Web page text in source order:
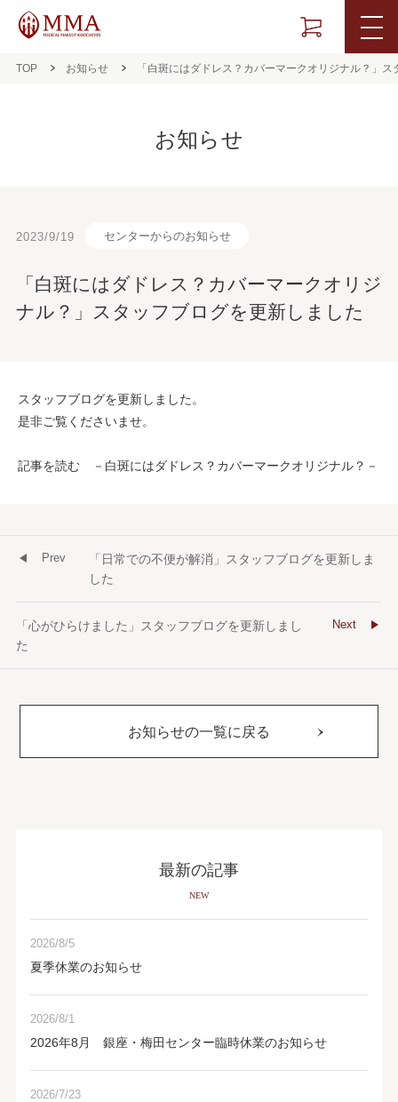
TOP お知らせ 「白斑にはダドレス？カバーマークオリジナル？」
お知らせ
2023/9/19 センターからのお知らせ
「白斑にはダドレス？カバーマークオリジ
ナル？」スタッフブログを更新しました
スタッフブログを更新しました。
是非ご覧くださいませ。
記事を読む －白斑にはダドレス？カバーマークオリジナル？－
「日常での不便が解消」スタッフブログを更新しま
した
Prev
「心がひらけました」スタッフブログを更新しまし
た
Next
お知らせの一覧に戻る
最新の記事
NEW
2026/8/5
夏季休業のお知らせ
2026/8/1
2026年8月 銀座・梅田センター臨時休業のお知らせ
2026/7/23